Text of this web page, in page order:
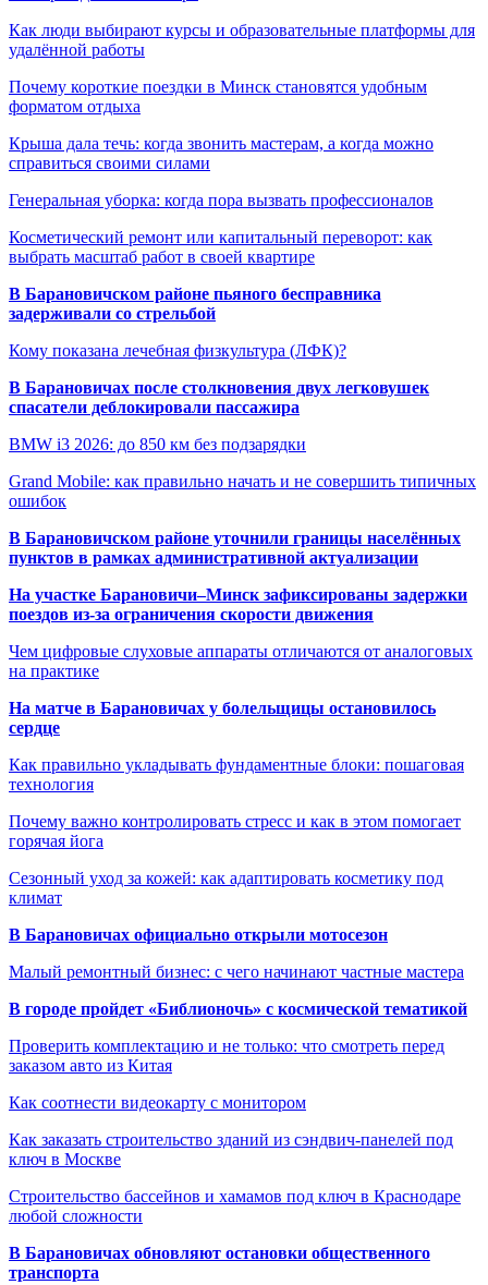
Как люди выбирают курсы и образовательные платформы для
удалённой работы
Почему короткие поездки в Минск становятся удобным
форматом отдыха
Крыша дала течь: когда звонить мастерам, а когда можно
справиться своими силами
Генеральная уборка: когда пора вызвать профессионалов
Косметический ремонт или капитальный переворот: как
выбрать масштаб работ в своей квартире
В Барановичском районе пьяного бесправника
задерживали со стрельбой
Кому показана лечебная физкультура (ЛФК)?
В Барановичах после столкновения двух легковушек
спасатели деблокировали пассажира
BMW i3 2026: до 850 км без подзарядки
Grand Mobile: как правильно начать и не совершить типичных
ошибок
В Барановичском районе уточнили границы населённых
пунктов в рамках административной актуализации
На участке Барановичи–Минск зафиксированы задержки
поездов из-за ограничения скорости движения
Чем цифровые слуховые аппараты отличаются от аналоговых
на практике
На матче в Барановичах у болельщицы остановилось
сердце
Как правильно укладывать фундаментные блоки: пошаговая
технология
Почему важно контролировать стресс и как в этом помогает
горячая йога
Сезонный уход за кожей: как адаптировать косметику под
климат
В Барановичах официально открыли мотосезон
Малый ремонтный бизнес: с чего начинают частные мастера
В городе пройдет «Библионочь» с космической тематикой
Проверить комплектацию и не только: что смотреть перед
заказом авто из Китая
Как соотнести видеокарту с монитором
Как заказать строительство зданий из сэндвич-панелей под
ключ в Москве
Строительство бассейнов и хамамов под ключ в Краснодаре
любой сложности
В Барановичах обновляют остановки общественного
транспорта